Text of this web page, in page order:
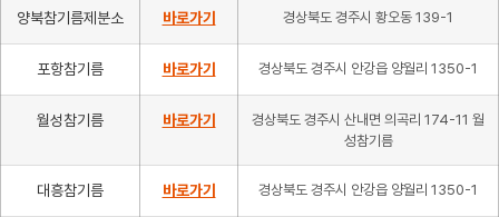
양북참기름제분소 바로가기 경상북도 경주시 황오동 139-1
포항참기름 바로가기 경상북도 경주시 안강읍 양월리 1350-1
월성참기름 바로가기
경상북도 경주시 산내면 의곡리 174-11 월
성참기름
대흥참기름 바로가기 경상북도 경주시 안강읍 양월리 1350-1